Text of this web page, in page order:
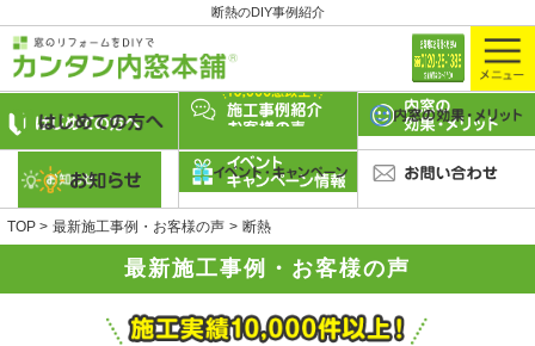
断熱のDIY事例紹介
最新施工事例・お客様の声
TOP 最新施工事例・お客様の声 断熱